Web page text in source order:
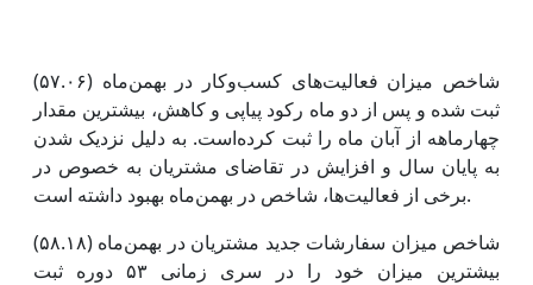
شاخص میزان فعالیت‌های کسب‌وکار در بهمن‌ماه (۵۷.۰۶)
ثبت شده و پس از دو ماه رکود پیاپی و کاهش، بیشترین مقدار
چهارماهه از آبان ماه را ثبت کرده‌است. به دلیل نزدیک شدن
به پایان سال و افزایش در تقاضای مشتریان به خصوص در
برخی از فعالیت‌ها، شاخص در بهمن‌ماه بهبود داشته است.
شاخص میزان سفارشات جدید مشتریان در بهمن‌ماه (۵۸.۱۸)
بیشترین میزان خود را در سری زمانی ۵۳ دوره ثبت